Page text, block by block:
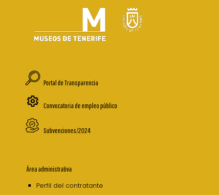
Portal de Transparencia
Convocatoria de empleo público
Subvenciones/2024
Área administrativa
Perfil del contratante